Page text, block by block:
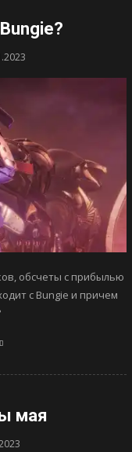
обсчеты с прибылью
с Bungie и причем
мая